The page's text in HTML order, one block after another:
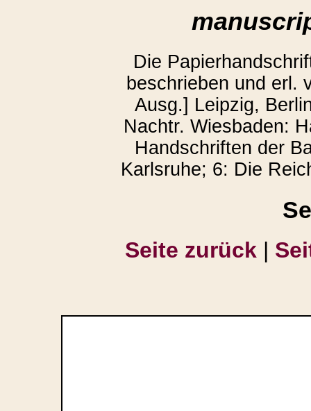
Die
beschrieben und erl.
Ausg.] Leipzig,
Nachtr. Wiesbaden:
Handschriften der
Karlsruhe; 6: Die
Seite zurück |